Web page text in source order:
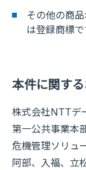
その他の商
は登録商標で
本件に関す
株式会社NTTデ
第一公共事業本
危機管理ソリュ
阿部、入福、立